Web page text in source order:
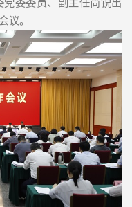
委委员、副主任尚锐出
议。